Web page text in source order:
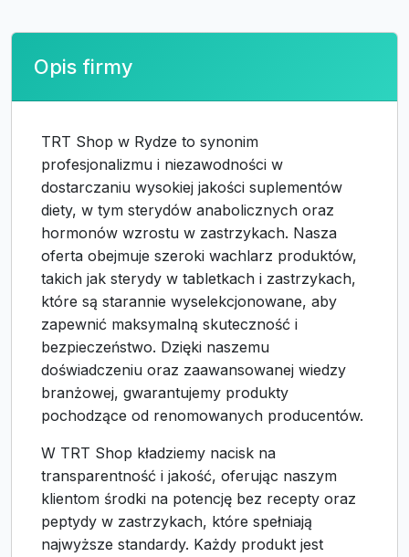
Opis firmy
TRT Shop w Rydze to synonim
profesjonalizmu i niezawodności w
dostarczaniu wysokiej jakości suplementów
diety, w tym sterydów anabolicznych oraz
hormonów wzrostu w zastrzykach. Nasza
oferta obejmuje szeroki wachlarz produktów,
takich jak sterydy w tabletkach i zastrzykach,
które są starannie wyselekcjonowane, aby
zapewnić maksymalną skuteczność i
bezpieczeństwo. Dzięki naszemu
doświadczeniu oraz zaawansowanej wiedzy
branżowej, gwarantujemy produkty
pochodzące od renomowanych producentów.
W TRT Shop kładziemy nacisk na
transparentność i jakość, oferując naszym
klientom środki na potencję bez recepty oraz
peptydy w zastrzykach, które spełniają
najwyższe standardy. Każdy produkt jest